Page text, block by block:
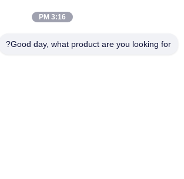
منطقه ویدیویی
3:16 PM
Good day, what product are you looking for?